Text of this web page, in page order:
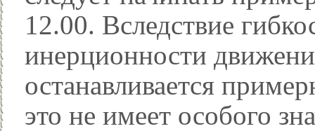
12.00. Вследствие
инерционности
останавливается
это не имеет особого